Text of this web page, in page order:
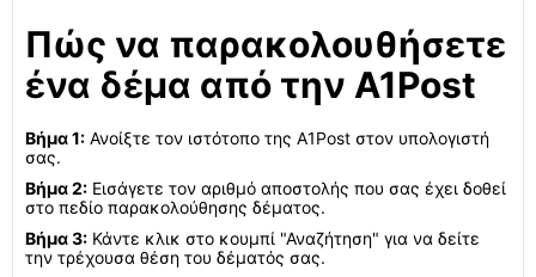
Πώς να παρακολουθήσετε
ένα δέμα από την A1Post
Βήμα 1: Ανοίξτε τον ιστότοπο της A1Post στον υπολογιστή
σας.
Βήμα 2: Εισάγετε τον αριθμό αποστολής που σας έχει δοθεί
στο πεδίο παρακολούθησης δέματος.
Βήμα 3: Κάντε κλικ στο κουμπί "Αναζήτηση" για να δείτε
την τρέχουσα θέση του δέματός σας.